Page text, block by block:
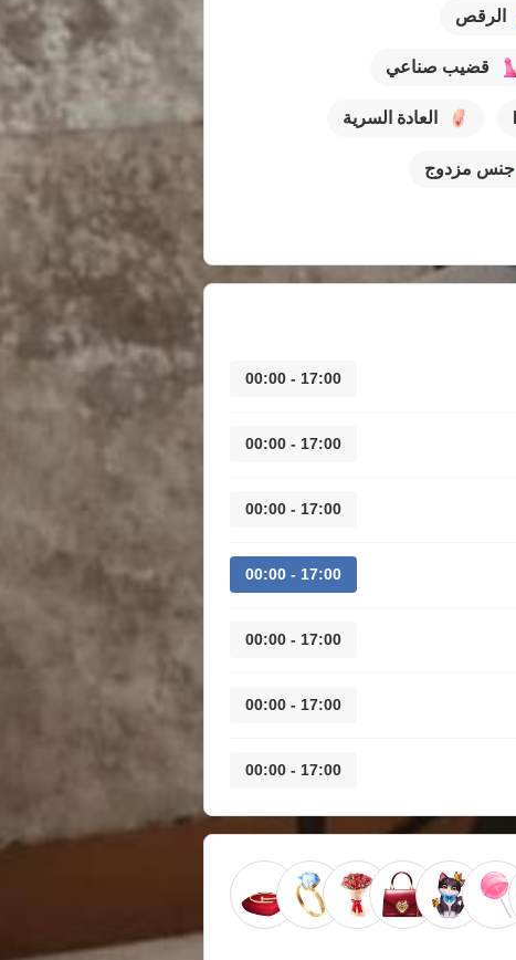
الرقص
قضيب صناعي
العادة السرية
جنس مزدوج
17:00 - 00:00
17:00 - 00:00
17:00 - 00:00
17:00 - 00:00
17:00 - 00:00
17:00 - 00:00
17:00 - 00:00